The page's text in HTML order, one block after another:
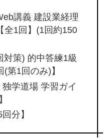
講義 建設業経理
全1回】(1回約150
対策) 的中答練1級
第1回のみ)】
学道場 学習ガイ
分】